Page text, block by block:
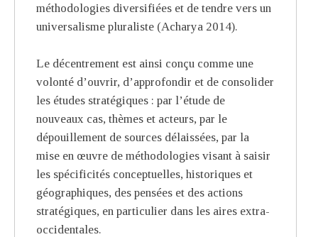
méthodologies diversifiées et de tendre vers un
universalisme pluraliste (Acharya 2014).
Le décentrement est ainsi conçu comme une
volonté d’ouvrir, d’approfondir et de consolider
les études stratégiques : par l’étude de
nouveaux cas, thèmes et acteurs, par le
dépouillement de sources délaissées, par la
mise en œuvre de méthodologies visant à saisir
les spécificités conceptuelles, historiques et
géographiques, des pensées et des actions
stratégiques, en particulier dans les aires extra-
occidentales.